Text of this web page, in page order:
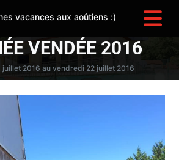
vacances aux aoûtiens :)
VENDÉE 2016
2016 au vendredi 22 juillet 2016